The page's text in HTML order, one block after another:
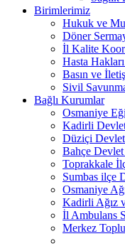
Birimlerimiz
Hukuk ve
Döner
İl Kalite
Hasta
Basın ve
Sivil
Bağlı Kurumlar
Osmaniye
Kadirli
Düziçi
Bahçe Devlet
Toprakkale
Sumbas ilçe
Osmaniye
Kadirli Ağız
İl Ambulans
Merkez